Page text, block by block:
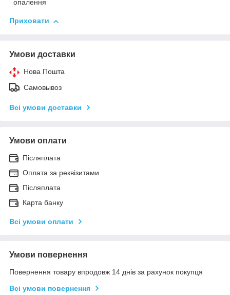
опалення
Приховати
Умови доставки
Нова Пошта
Самовывоз
Всі умови доставки
Умови оплати
Післяплата
Оплата за реквізитами
Післяплата
Карта банку
Всі умови оплати
Умови повернення
Повернення товару впродовж 14 днів за рахунок покупця
Всі умови повернення